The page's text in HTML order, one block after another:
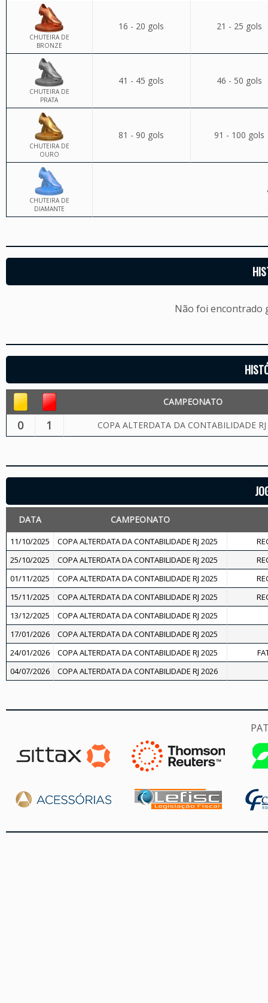
CHUTEIRA DE
BRONZE
16 - 20 gols 21 - 25 gols
CHUTEIRA DE
PRATA
41 - 45 gols 46 - 50 gols
CHUTEIRA DE
OURO
81 - 90 gols 91 - 100 gols
CHUTEIRA DE
DIAMANTE
Não foi encontrado
CAMPEONATO
0 1 COPA ALTERDATA DA CONTABILIDADE
DATA CAMPEONATO
11/10/2025 COPA ALTERDATA DA CONTABILIDADE RJ 2025
25/10/2025
COPA ALTERDATA DA CONTABILIDADE RJ 2025
01/11/2025
COPA ALTERDATA DA CONTABILIDADE RJ 2025
15/11/2025
COPA ALTERDATA DA CONTABILIDADE RJ 2025
13/12/2025
COPA ALTERDATA DA CONTABILIDADE RJ 2025
17/01/2026
COPA ALTERDATA DA CONTABILIDADE RJ 2025
24/01/2026
COPA ALTERDATA DA CONTABILIDADE RJ 2025
04/07/2026
COPA ALTERDATA DA CONTABILIDADE RJ 2026